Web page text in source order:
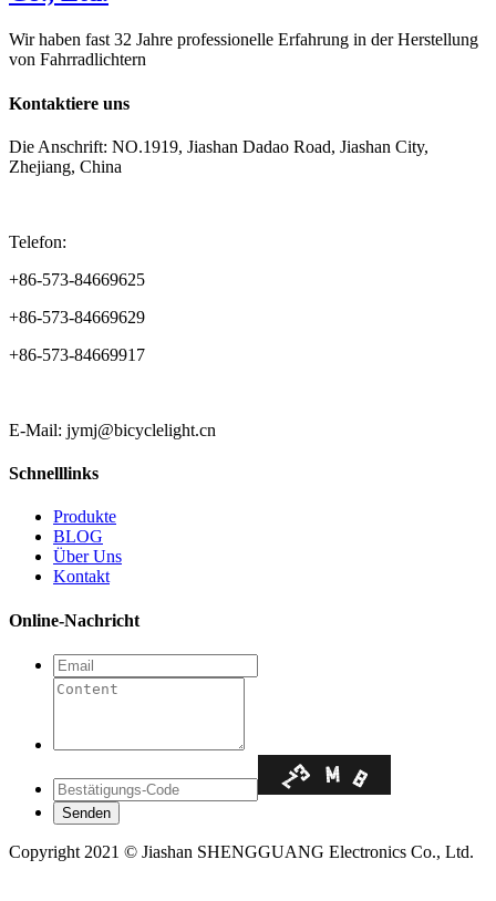
Wir haben fast 32 Jahre professionelle Erfahrung in der Herstellung
von Fahrradlichtern
Kontaktiere uns
Die Anschrift: NO.1919, Jiashan Dadao Road, Jiashan City,
Zhejiang, China
Telefon:
+86-573-84669625
+86-573-84669629
+86-573-84669917
E-Mail: jymj@bicyclelight.cn
Schnelllinks
Produkte
BLOG
Über Uns
Kontakt
Online-Nachricht
Copyright 2021 © Jiashan SHENGGUANG Electronics Co., Ltd.